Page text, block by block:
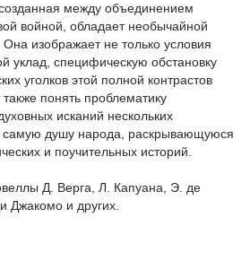
между объединением
войной, обладает необычайной
изображает не только условия
уклад, специфическую обстановку
уголков этой полной контрастов
понять проблематику
исканий нескольких
самую душу народа, раскрывающуюся
и поучительных историй.
Д. Верга, Л. Капуана, Э. де
и других.